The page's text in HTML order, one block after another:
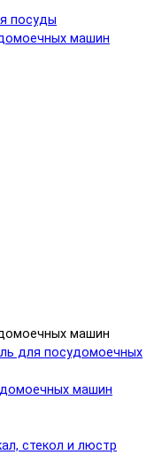
посуды
машин
машин
для посудомоечных
машин
стекол и люстр